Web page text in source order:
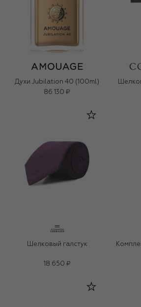
Духи Jubilation 40 (100ml)
86 130 ₽
Шелковый галстук
18 650 ₽